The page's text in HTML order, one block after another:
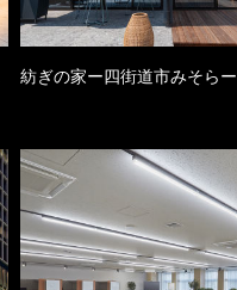
紡ぎの家ー四街道市みそらー